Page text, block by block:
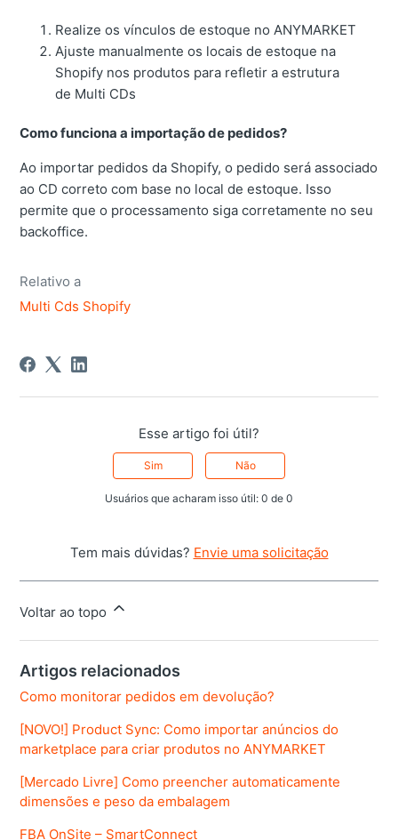
Realize os vínculos de estoque no ANYMARKET
Ajuste manualmente os locais de estoque na
Shopify nos produtos para refletir a estrutura
de Multi CDs
Como funciona a importação de pedidos?
Ao importar pedidos da Shopify, o pedido será associado
ao CD correto com base no local de estoque. Isso
permite que o processamento siga corretamente no seu
backoffice.
Relativo a
Multi Cds Shopify
Esse artigo foi útil?
Sim Não
Usuários que acharam isso útil: 0 de 0
Tem mais dúvidas? Envie uma solicitação
Voltar ao topo
Artigos relacionados
Como monitorar pedidos em devolução?
[NOVO!] Product Sync: Como importar anúncios do
marketplace para criar produtos no ANYMARKET
[Mercado Livre] Como preencher automaticamente
dimensões e peso da embalagem
FBA OnSite – SmartConnect